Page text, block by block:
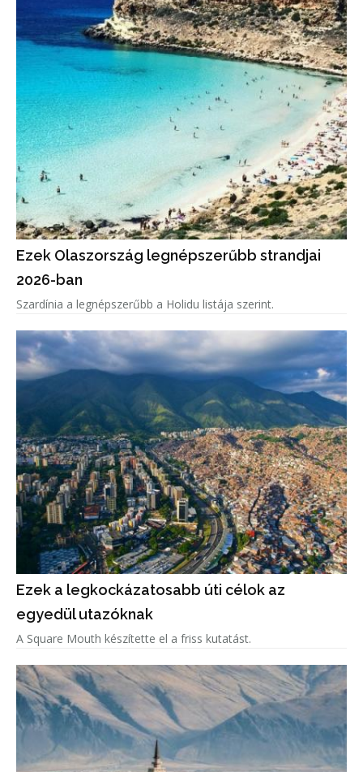
Ezek Olaszország legnépszerűbb strandjai
2026-ban
Szardínia a legnépszerűbb a Holidu listája szerint.
Ezek a legkockázatosabb úti célok az
egyedül utazóknak
A Square Mouth készítette el a friss kutatást.